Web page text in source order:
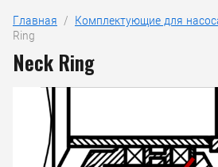
Главная
  /
Комплектующие для
Ring
Neck Ring